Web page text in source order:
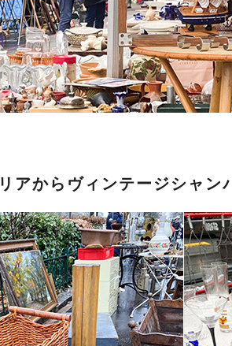
アからヴィンテージシャン